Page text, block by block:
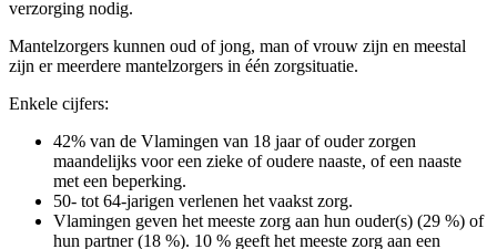
verzorging nodig.
Mantelzorgers kunnen oud of jong, man of vrouw zijn en meestal
zijn er meerdere mantelzorgers in één zorgsituatie.
Enkele cijfers:
42% van de Vlamingen van 18 jaar of ouder zorgen
maandelijks voor een zieke of oudere naaste, of een naaste
met een beperking.
50- tot 64-jarigen verlenen het vaakst zorg.
Vlamingen geven het meeste zorg aan hun ouder(s) (29 %) of
hun partner (18 %). 10 % geeft het meeste zorg aan een